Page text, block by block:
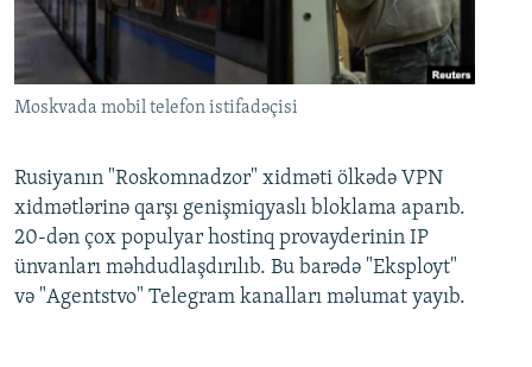
Moskvada mobil telefon istifadəçisi
Rusiyanın "Roskomnadzor" xidməti ölkədə VPN
xidmətlərinə qarşı genişmiqyaslı bloklama aparıb.
20-dən çox populyar hostinq provayderinin IP
ünvanları məhdudlaşdırılıb. Bu barədə "Eksployt"
və "Agentstvo" Telegram kanalları məlumat yayıb.